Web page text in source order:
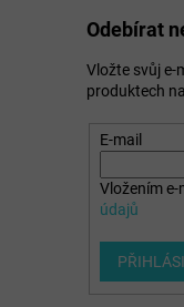
Odebírat
Vložte svůj e-
produktech
E-mail
Vložením
údajů